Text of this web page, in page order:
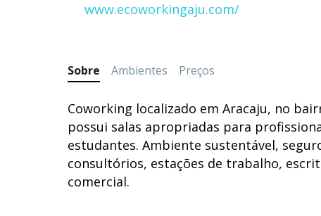
www.ecoworkingaju.com/
Sobre Ambientes Preços
Coworking localizado em Aracaju, no
possui salas apropriadas para
estudantes. Ambiente sustentável,
consultórios, estações de trabalho,
comercial.